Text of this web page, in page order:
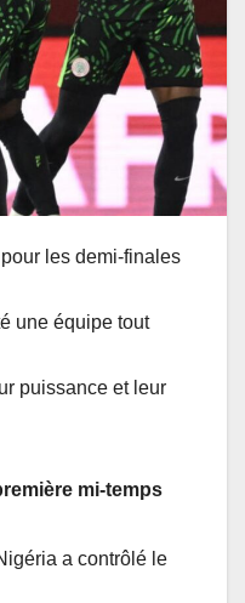
les demi-finales
une équipe tout
puissance et leur
mi-temps
a contrôlé le